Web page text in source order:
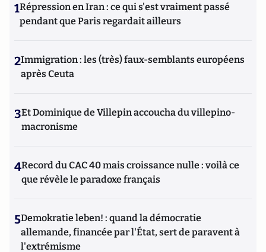
1Répression en Iran : ce qui s'est vraiment passé
pendant que Paris regardait ailleurs
2Immigration : les (très) faux-semblants européens
après Ceuta
3Et Dominique de Villepin accoucha du villepino-
macronisme
4Record du CAC 40 mais croissance nulle : voilà ce
que révèle le paradoxe français
5Demokratie leben! : quand la démocratie
allemande, financée par l'État, sert de paravent à
l'extrémisme